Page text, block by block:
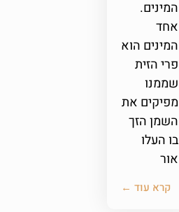
המינים.
אחד
המינים הוא
פרי הזית
שממנו
מפיקים את
השמן הזך
בו העלו
אור
קרא עוד ←